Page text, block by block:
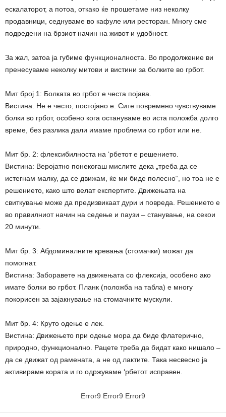
ескалаторот, а потоа, откако ќе прошетаме низ неколку
продавници, седнуваме во кафуле или ресторан. Многу сме
подредени на брзиот начин на живот и удобност.
За жал, затоа ја губиме функционалноста. Во продолжение ви
пренесуваме неколку митови и вистини за болките во грбот.
Мит број 1: Болката во грбот е честа појава.
Вистина: Не е често, постојано е. Сите повремено чувствуваме
болки во грбот, особено кога остануваме во иста положба долго
време, без разлика дали имаме проблеми со грбот или не.
Мит бр. 2: флексибилноста на ‘рбетот е решението.
Вистина: Веројатно понекогаш мислите дека „треба да се
истегнам малку, да се движам, ќе ми биде полесно“, но тоа не е
решението, како што велат експертите. Движењата на
свиткување може да предизвикаат дури и повреда. Решението е
во правилниот начин на седење и паузи – станување, на секои
20 минути.
Мит бр. 3: Абдоминалните кревања (стомачки) можат да
помогнат.
Вистина: Заборавете на движењата со флексија, особено ако
имате болки во грбот. Планк (положба на табла) е многу
покорисен за зајакнување на стомачните мускули.
Мит бр. 4: Круто одење е лек.
Вистина: Движењето при одење мора да биде флатерично,
природно, функционално. Рацете треба да бидат како нишало –
да се движат од рамената, а не од лактите. Така несвесно ја
активираме кората и го одржуваме ‘рбетот исправен.
Error9 Error9 Error9